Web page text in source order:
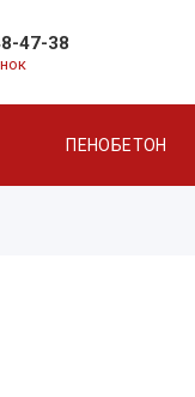
47-38
ПЕНОБЕТОН